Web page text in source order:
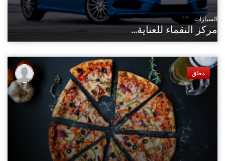
السيارات
مركز النقماء للعناية...
مغلق